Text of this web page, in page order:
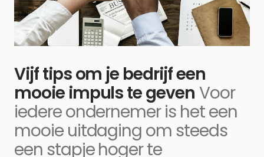
Vijf tips om je bedrijf een
mooie impuls te geven Voor
iedere ondernemer is het een
mooie uitdaging om steeds
een stapje hoger te